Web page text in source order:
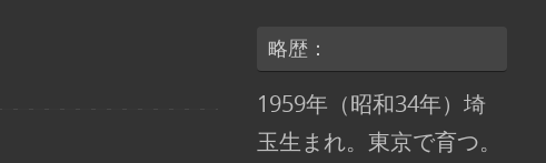
略歴：
1959年（昭和34年）埼
玉生まれ。東京で育つ。